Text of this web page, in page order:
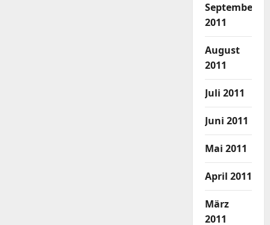
September
2011
August
2011
Juli 2011
Juni 2011
Mai 2011
April 2011
März
2011